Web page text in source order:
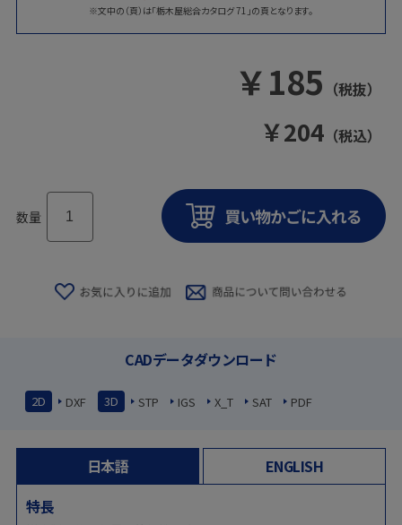
※文中の（頁）は「栃木屋総合カタログ 71」の頁となります。
￥185 （税抜）
￥204 （税込）
数量
CADデータダウンロード
2D DXF 3D STP IGS X_T SAT PDF
日本語
ENGLISH
特長